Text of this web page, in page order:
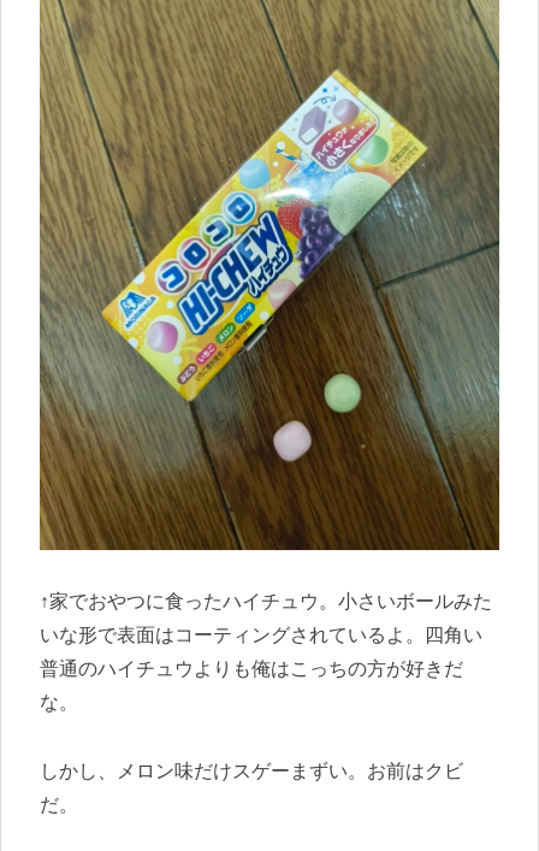
↑家でおやつに食ったハイチュウ。小さいボールみた
いな形で表面はコーティングされているよ。四角い
普通のハイチュウよりも俺はこっちの方が好きだ
な。
しかし、メロン味だけスゲーまずい。お前はクビ
だ。